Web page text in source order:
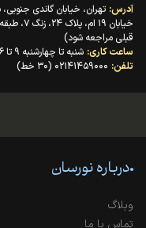
آدرس: تهران، خیابان گاندی جنوبی،
خیابان ۱۹
قبلی مراجعه شود)
ساعت کاری: شنبه تا چهارشنبه ۹ تا ۱۶
تلفن: ۰۲۱۴۱۴۵۹۰۰۰ (۳۰ خط)
درباره نورسان
وبلاگ
تماس با ما